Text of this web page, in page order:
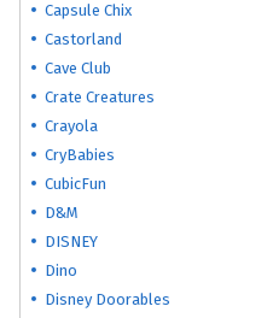
Capsule Chix
Castorland
Cave Club
Crate Creatures
Crayola
CryBabies
CubicFun
D&M
DISNEY
Dino
Disney Doorables